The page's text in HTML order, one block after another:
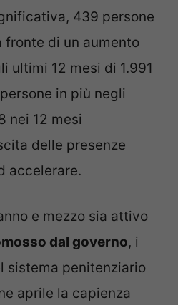
439 persone
fronte di un aumento
ultimi 12 mesi di 1.991
in più negli
nei 12 mesi
delle presenze
accelerare.
e mezzo sia attivo
dal governo, i
sistema penitenziario
aprile la capienza